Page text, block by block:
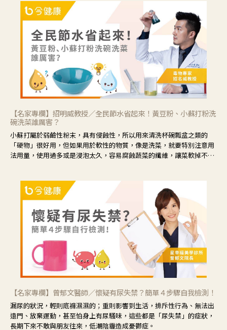
候就要使用菊花、金銀花來治療；假如單純的眼睛乾澀，結膜沒有紅，
眼睛周圍沒有眼屎，這種情況是屬於「陰虛」，就可以使用枸杞、蓮
藕、麥門冬、山藥等比較滋潤的藥材，效果就更顯著。
【名家專欄】招明威教授／全民節水省起來！黃豆粉、小蘇打粉洗
碗洗菜誰厲害？
小蘇打屬於弱鹼性粉末，具有侵蝕性，所以用來清洗杯碗瓢盆之類的
「硬物」很好用，但如果用於軟性的物質，像是洗菜，就要特別注意用
法用量，使用過多或是浸泡太久，容易腐蝕蔬菜的纖維，讓菜軟掉不清
【名家專欄】曾郁文醫師／懷疑有尿失禁？簡單４步驟自我檢測！
漏尿的狀況，輕則底褲濕濕的；重則影響到生活，排斥性行為、無法出
遠門、放棄運動，甚至怕身上有尿騷味，這些都是「尿失禁」的症狀，
長期下來不敢與朋友往來，低潮陰霾造成憂鬱症。